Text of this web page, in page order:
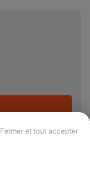
Fermer et tout accepter